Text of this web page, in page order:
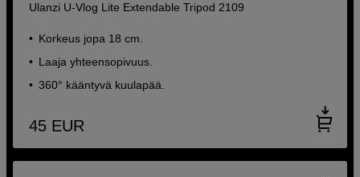
Ulanzi U-Vlog Lite Extendable Tripod 2109
Korkeus jopa 18 cm.
Laaja yhteensopivuus.
360° kääntyvä kuulapää.
45 EUR